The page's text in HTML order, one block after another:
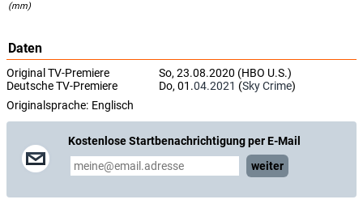
(mm)
Daten
Original TV-Premiere
So, 23.08.2020 (HBO U.S.)
Deutsche TV-Premiere
Do, 01.04.2021 (Sky Crime)
Originalsprache: Englisch
Kostenlose Startbenachrichtigung per E-Mail
weiter